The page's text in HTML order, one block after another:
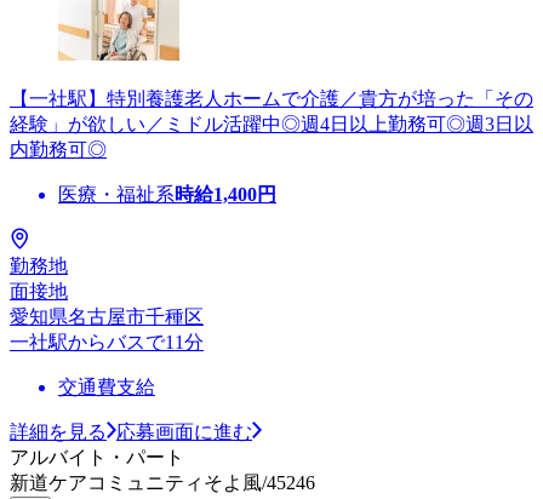
【一社駅】特別養護老人ホームで介護／貴方が培った「その
経験」が欲しい／ミドル活躍中◎週4日以上勤務可◎週3日以
内勤務可◎
医療・福祉系時給1,400円
勤務地
面接地
愛知県名古屋市千種区
一社駅からバスで11分
交通費支給
詳細を見る
応募画面に進む
アルバイト・パート
新道ケアコミュニティそよ風/45246